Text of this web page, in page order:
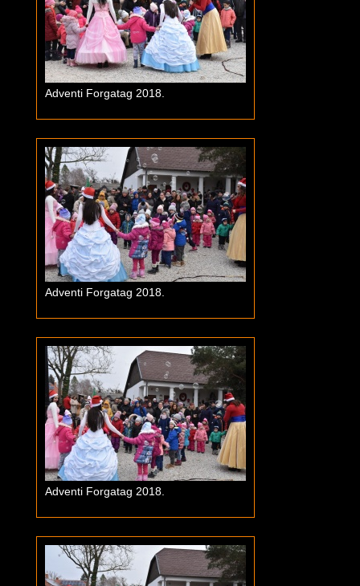
Adventi Forgatag 2018.
Adventi Forgatag 2018.
Adventi Forgatag 2018.